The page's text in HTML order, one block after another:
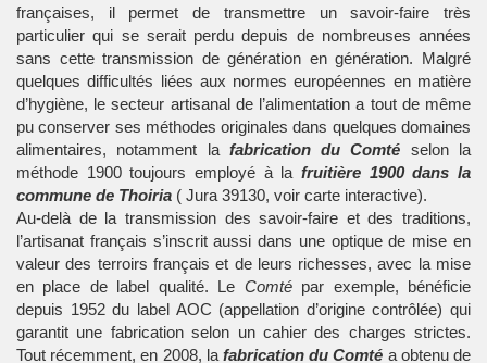
françaises, il permet de transmettre un savoir-faire très
particulier qui se serait perdu depuis de nombreuses années
sans cette transmission de génération en génération. Malgré
quelques difficultés liées aux normes européennes en matière
d’hygiène, le secteur artisanal de l’alimentation a tout de même
pu conserver ses méthodes originales dans quelques domaines
alimentaires, notamment la fabrication du Comté selon la
méthode 1900 toujours employé à la fruitière 1900 dans la
commune de Thoiria ( Jura 39130, voir carte interactive).
Au-delà de la transmission des savoir-faire et des traditions,
l’artisanat français s’inscrit aussi dans une optique de mise en
valeur des terroirs français et de leurs richesses, avec la mise
en place de label qualité. Le Comtépar exemple, bénéficie
depuis 1952 du label AOC (appellation d’origine contrôlée) qui
garantit une fabrication selon un cahier des charges strictes.
Tout récemment, en 2008, la fabrication du Comté a obtenu de